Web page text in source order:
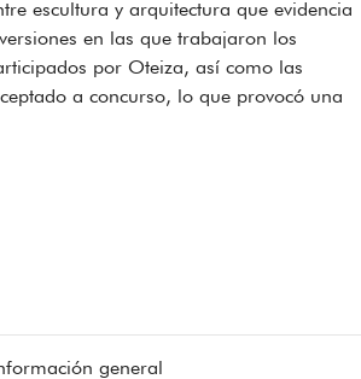
escultura y arquitectura que evidencia
en las que trabajaron los
por Oteiza, así como las
a concurso, lo que provocó una
general